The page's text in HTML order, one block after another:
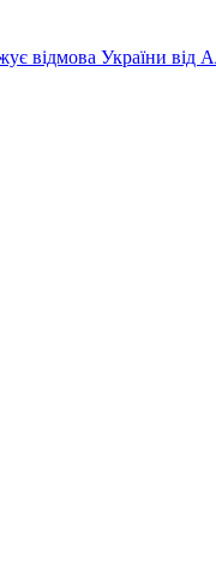
відмова України від